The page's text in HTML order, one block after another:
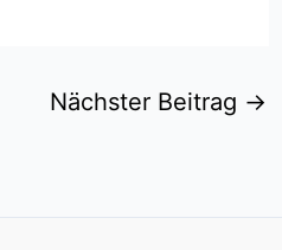
Nächster Beitrag →